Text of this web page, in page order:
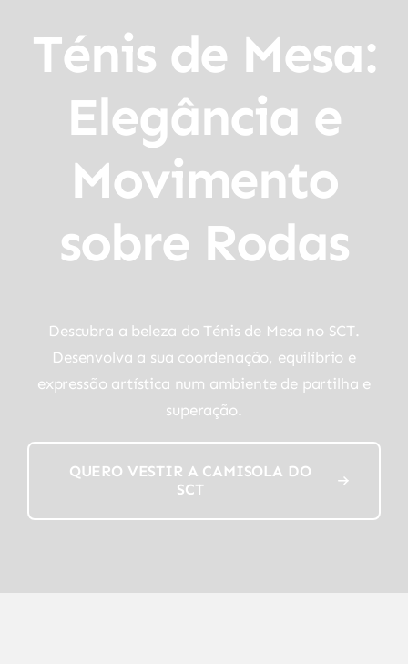
Ténis de Mesa:
Elegância e
Movimento
sobre Rodas
Descubra a beleza do Ténis de Mesa no SCT.
Desenvolva a sua coordenação, equilíbrio e
expressão artística num ambiente de partilha e
superação.
QUERO VESTIR A CAMISOLA DO
SCT